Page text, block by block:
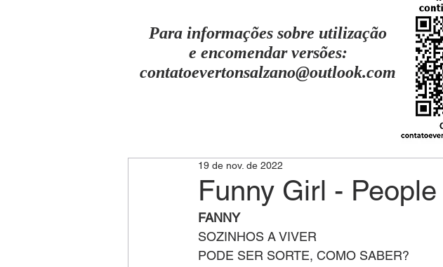
Para informações sobre utilização
e encomendar versões:
contatoevertonsalzano@outlook.com
Funny Girl - People
19 de nov. de 2022
FANNY
SOZINHOS A VIVER
PODE SER SORTE, COMO SABER?